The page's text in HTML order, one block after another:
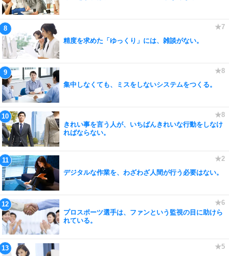
精度を求めた「ゆっくり」には、雑談がない。
集中しなくても、ミスをしないシステムをつくる。
きれい事を言う人が、いちばんきれいな行動をしなけ
ればならない。
デジタルな作業を、わざわざ人間が行う必要はない。
プロスポーツ選手は、ファンという監視の目に助けら
れている。